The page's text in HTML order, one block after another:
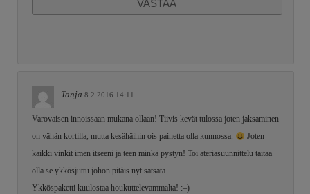
VASTAA
Tanja 8.2.2016 14:11
Varovaisen innoissaan mukana ollaan! Tiivis kevät tulossa joten jaksaminen
on vähän kortilla, mutta kesähäihin ois painetta olla kunnossa.
Joten
kaikki vinkit imen itseeni ja teen minkä pystyn! Toi ateriasuunnittelu taitaa
olla se ykkösjuttu johon pitäis nyt satsata…
Ykköspaketti kuulostaa houkuttelevammalta! :–)